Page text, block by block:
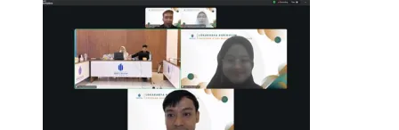
about
Kelme
Luncurkan
Jersey
Terbaru
Tim
Nasional
Indonesia